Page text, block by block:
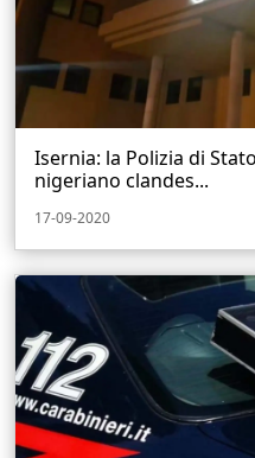
Isernia: la Polizia di
nigeriano clandes...
17-09-2020